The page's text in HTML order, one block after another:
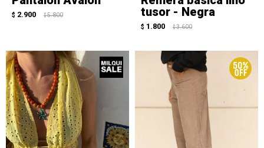
$ 2.900 $ 5.800
tusor - Negra
$ 1.800 $ 3.600